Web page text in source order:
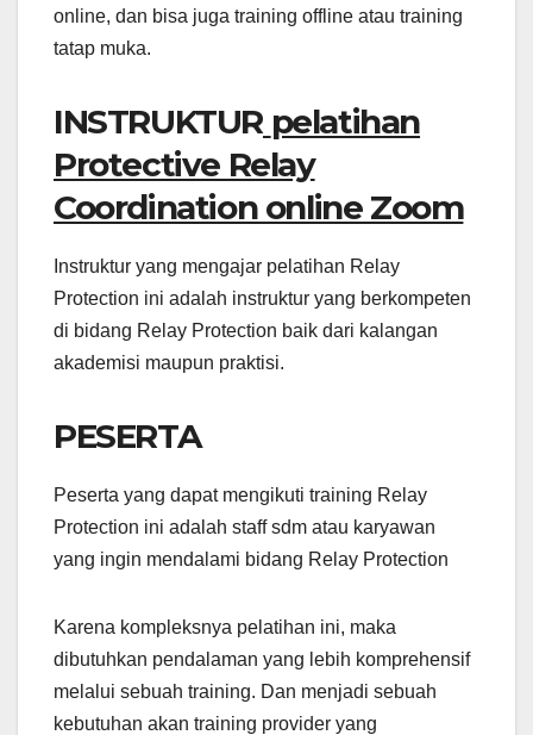
online, dan bisa juga training offline atau training
tatap muka.
INSTRUKTUR pelatihan
Protective Relay
Coordination online Zoom
Instruktur yang mengajar pelatihan Relay
Protection ini adalah instruktur yang berkompeten
di bidang Relay Protection baik dari kalangan
akademisi maupun praktisi.
PESERTA
Peserta yang dapat mengikuti training Relay
Protection ini adalah staff sdm atau karyawan
yang ingin mendalami bidang Relay Protection
Karena kompleksnya pelatihan ini, maka
dibutuhkan pendalaman yang lebih komprehensif
melalui sebuah training. Dan menjadi sebuah
kebutuhan akan training provider yang